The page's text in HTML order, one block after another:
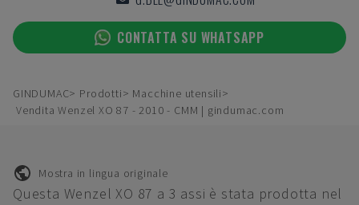
CONTATTA SU WHATSAPP
GINDUMAC Prodotti
Macchine utensili
Vendita Wenzel XO 87 - 2010 - CMM | gindumac.com
Mostra in lingua originale
Questa Wenzel XO 87 a 3 assi è stata prodotta nel